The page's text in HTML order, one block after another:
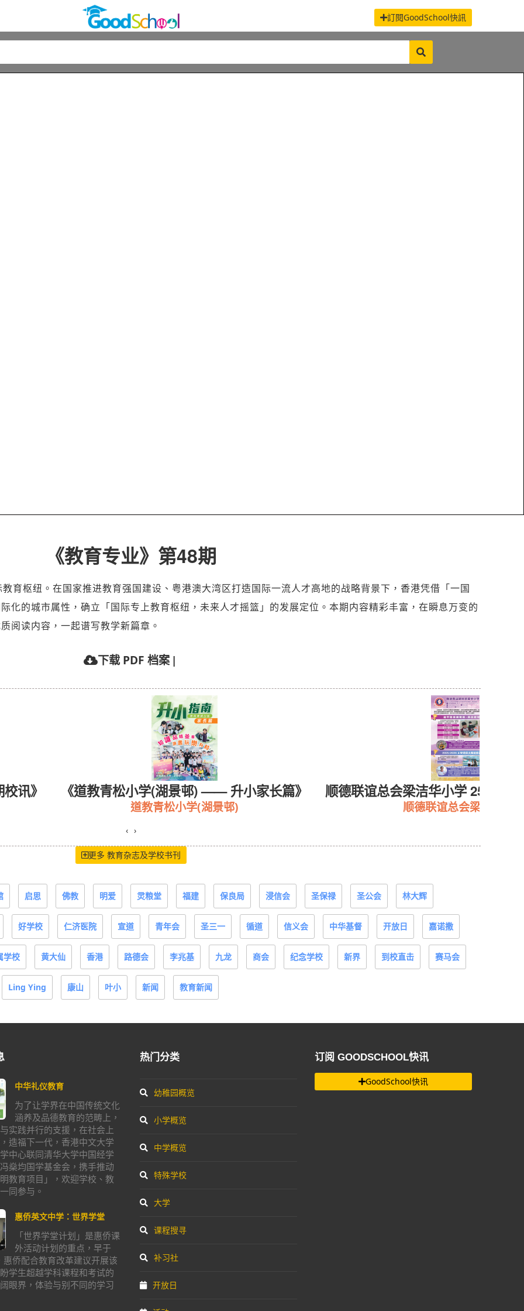
訂閱GoodSchool快訊
《教育专业》第48期
育枢纽。在国家推进教育强国建设、粤港澳大湾区打造国际一流人才高地的战略背景下，香港凭借「一国
化的城市属性，确立「国际专上教育枢纽，未来人才摇篮」的发展定位。本期内容精彩丰富，在瞬息万变的
阅读内容，一起谱写教学新篇章。
下载 PDF 档案 |
讯》 《道教青松小学(湖景邨) —— 升小家长篇》
道教青松小学(湖景邨)
顺德联谊总会梁洁华小学 25-26
顺德联谊总会梁洁华小
‹ ›
更多 教育杂志及学校书刊
启思 佛教 明爱 灵粮堂 福建 保良局 浸信会 圣保禄 圣公会 林大辉
好学校 仁济医院 宣道 青年会 圣三一 循道 信义会 中华基督 开放日 嘉诺撒
学校 黄大仙 香港 路德会 李兆基 九龙 商会 纪念学校 新界 到校直击 赛马会
Ling Ying 康山 叶小 新闻 教育新闻
中华礼仪教育
为了让学界在中国传统文化
涵养及品德教育的范畴上，
实践并行的支援，在社会上
造福下一代，香港中文大学
中心联同清华大学中国经学
燊均国学基金会，携手推动
明教育项目」，欢迎学校、教
同参与。
惠侨英文中学：世界学堂
「世界学堂计划」是惠侨课
外活动计划的重点，早于
侨配合教育改革建议开展该
学生超越学科课程和考试的
眼界，体验与别不同的学习
热门分类
幼稚园概览
小学概览
中学概览
特殊学校
大学
课程搜寻
补习社
开放日
订阅 GOODSCHOOL快讯
GoodSchool快讯